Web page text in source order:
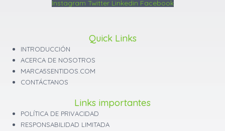
Instagram Twitter Linkedin Facebook
Quick Links
INTRODUCCIÓN
ACERCA DE NOSOTROS
MARCA5SENTIDOS.COM
CONTÁCTANOS
Links importantes
POLÍTICA DE PRIVACIDAD
RESPONSABILIDAD LIMITADA